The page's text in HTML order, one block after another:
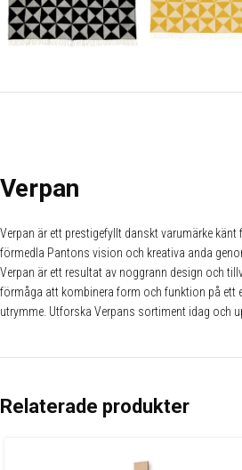
Verpan
Verpan är ett prestigefyllt danskt varumärke
förmedla Pantons vision och kreativa anda
Verpan är ett resultat av noggrann design och
förmåga att kombinera form och funktion på ett
utrymme. Utforska Verpans sortiment idag och
Relaterade produkter